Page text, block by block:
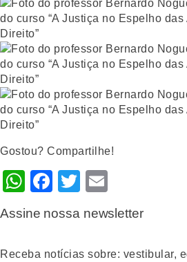
Gostou? Compartilhe!
WhatsApp
Facebook
Twitter
Assine nossa newsletter
Receba notícias sobre: vestibular,